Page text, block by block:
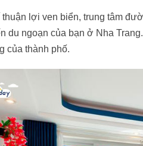
thuận lợi ven biển, trung tâm
du ngoạn của bạn ở Nha
của thành phố.